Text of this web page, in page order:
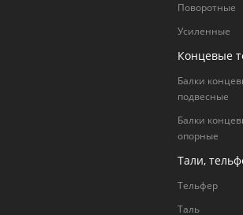
Поворотные
Усиленные
Концевые
Балки
подвесные
Балки
опорные
Тали,
Тельфер
Таль